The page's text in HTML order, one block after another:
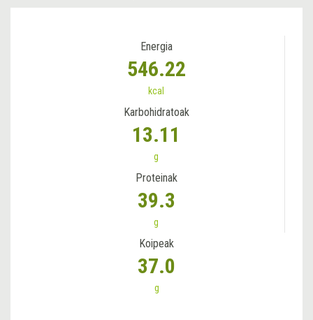
Energia
546.22
kcal
Karbohidratoak
13.11
g
Proteinak
39.3
g
Koipeak
37.0
g